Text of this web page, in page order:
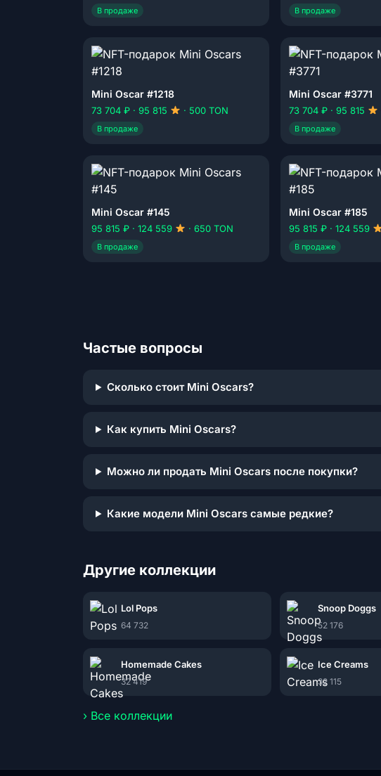
В продаже В продаже
Mini Oscar #1218
73 704 ₽ · 95 815 · 500 TON
В продаже
Mini Oscar #3771
73 704 ₽ · 95 815
В продаже
Mini Oscar #145
95 815 ₽ · 124 559 · 650 TON
В продаже
Mini Oscar #185
95 815 ₽ · 124 559
В продаже
Частые вопросы
Сколько стоит Mini Oscars?
Как купить Mini Oscars?
Можно ли продать Mini Oscars после покупки?
Какие модели Mini Oscars самые редкие?
Другие коллекции
Lol Pops
64 732
Snoop Doggs
52 176
Homemade Cakes
32 419
Ice Creams
32 115
› Все коллекции